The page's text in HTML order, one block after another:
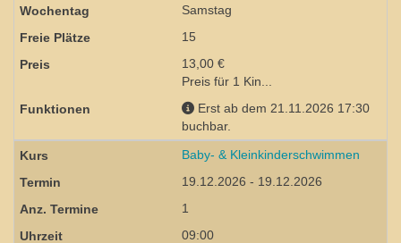
Samstag
15
13,00 €
Preis für 1 Kin...
Erst ab dem 21.11.2026 17:30
buchbar.
Baby- & Kleinkinderschwimmen
19.12.2026 - 19.12.2026
1
09:00